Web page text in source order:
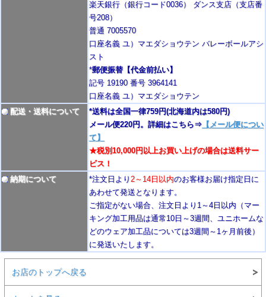
楽天銀行（銀行コード0036） ダンス支店（支店番
号208）
普通 7005570
口座名義 ユ）マエダショウテン バレーボールアシ
スト
*郵便振替【代金前払い】
記号 19190 番号 3964141
口座名義 ユ）マエダショウテン
配送・送料について
*送料は全国一律759円(北海道内は580円)
メール便220円。詳細はこちら⇒ 【メール便につい
て】
★税別10,000円以上お買い上げの場合は送料サー
ビス！
納期について
*注文日より 2～14日以内のお客様お届け指定日に
あわせて発送となります。
ご指定がない場合、注文日より1～4日以内 （マー
キング加工用品は通常10日 ～3週間 、ユニホームな
どのウェア加工品については3週間～ 1ヶ月前後 ）
に発送いたします。
お店のトップへ戻る